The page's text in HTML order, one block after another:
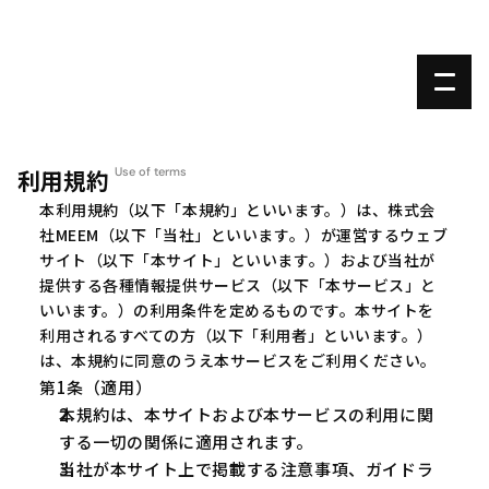
利用規約 Use of terms
本利用規約（以下「本規約」といいます。）は、株式会
社MEEM（以下「当社」といいます。）が運営するウェブ
サイト（以下「本サイト」といいます。）および当社が
提供する各種情報提供サービス（以下「本サービス」と
いいます。）の利用条件を定めるものです。本サイトを
利用されるすべての方（以下「利用者」といいます。）
は、本規約に同意のうえ本サービスをご利用ください。
第1条（適用）
本規約は、本サイトおよび本サービスの利用に関
する一切の関係に適用されます。
当社が本サイト上で掲載する注意事項、ガイドラ